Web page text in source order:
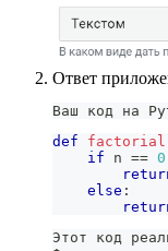
Ответ
Ваш код на
def
factorial
if n == 0
else :
Этот код